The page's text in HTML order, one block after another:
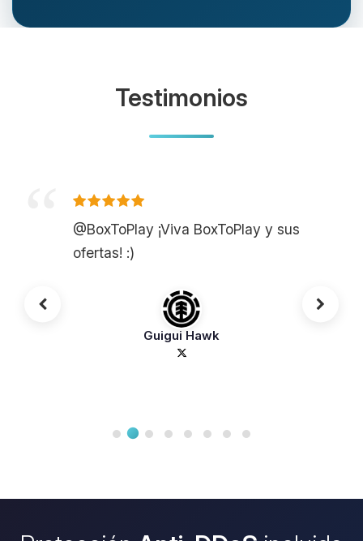
Testimonios
@BoxToPlay ¡Viva BoxToPlay y sus
ofertas! :)
Guigui Hawk